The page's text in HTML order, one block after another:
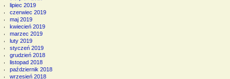
lipiec 2019
czerwiec 2019
maj 2019
kwiecień 2019
marzec 2019
luty 2019
styczeń 2019
grudzień 2018
listopad 2018
październik 2018
wrzesień 2018